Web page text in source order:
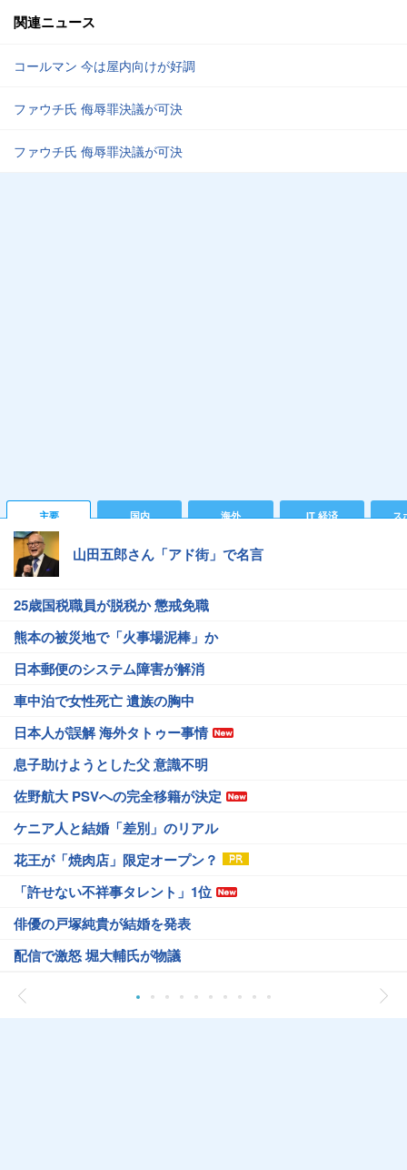
関連ニュース
コールマン 今は屋内向けが好調
ファウチ氏 侮辱罪決議が可決
ファウチ氏 侮辱罪決議が可決
主要 国内 海外 IT 経済 ス
山田五郎さん「アド街」で名言
25歳国税職員が脱税か 懲戒免職
熊本の被災地で「火事場泥棒」か
日本郵便のシステム障害が解消
車中泊で女性死亡 遺族の胸中
日本人が誤解 海外タトゥー事情
息子助けようとした父 意識不明
佐野航大 PSVへの完全移籍が決定
ケニア人と結婚「差別」のリアル
花王が「焼肉店」限定オープン？
「許せない不祥事タレント」1位
俳優の戸塚純貴が結婚を発表
配信で激怒 堀大輔氏が物議